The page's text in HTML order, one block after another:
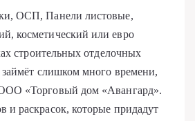
ОСП, Панели листовые,
косметический или евро
строительных отделочных
слишком много времени,
«Торговый дом «Авангард».
и раскрасок, которые придадут